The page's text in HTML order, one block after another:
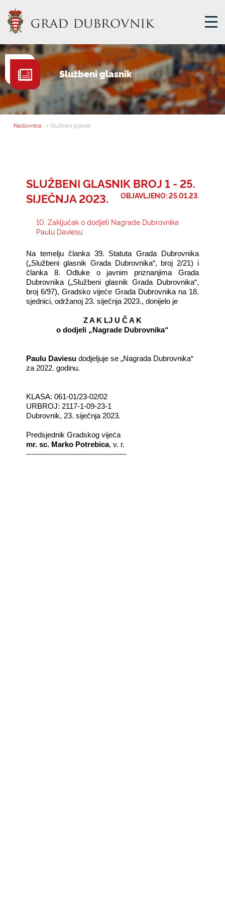
GRADSKA UPRAVA
GRADONAČELNIK
MJESNA SAMOUPRAVA
E-USLUGE
Službeni glasnik
Naslovnica > Službeni glasnik
SLUŽBENI GLASNIK BROJ 1 - 25.
SIJEČNJA 2023.
OBJAVLJENO: 25.01.23.
10. Zaključak o dodjeli Nagrade Dubrovnika
Paulu Daviesu
Na temelju članka 39. Statuta Grada Dubrovnika
(„Službeni glasnik Grada Dubrovnika“, broj 2/21) i
članka 8. Odluke o javnim priznanjima Grada
Dubrovnika („Službeni glasnik Grada Dubrovnika“,
broj 6/97), Gradsko vijeće Grada Dubrovnika na 18.
sjednici, održanoj 23. siječnja 2023., donijelo je
Z A K LJ U Č A K
o dodjeli „Nagrade Dubrovnika“
Paulu Daviesu dodjeljuje se „Nagrada Dubrovnika“
za 2022. godinu.
KLASA: 061-01/23-02/02
URBROJ: 2117-1-09-23-1
Dubrovnik, 23. siječnja 2023.
Predsjednik Gradskog vijeća
mr. sc. Marko Potrebica, v. r.
----------------------------------------